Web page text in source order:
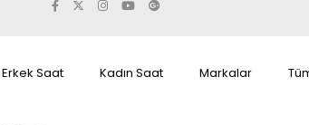
Erkek Saat Kadın Saat Markalar